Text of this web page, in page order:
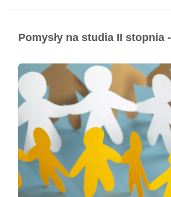
Pomysły na studia II stopnia